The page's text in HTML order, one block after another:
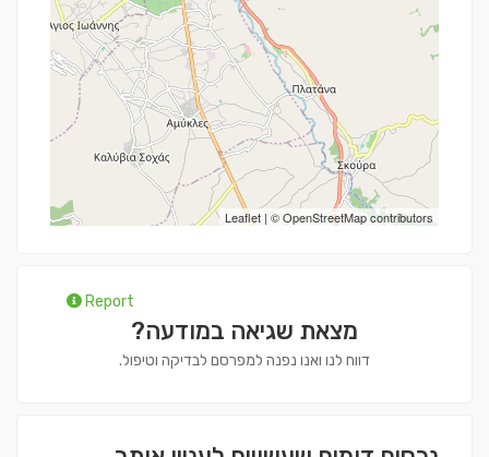
Leaflet | ©OpenStreetMapcontributors
Report
מצאת שגיאה במודעה?
דווח לנו ואנו נפנה למפרסם לבדיקה וטיפול.